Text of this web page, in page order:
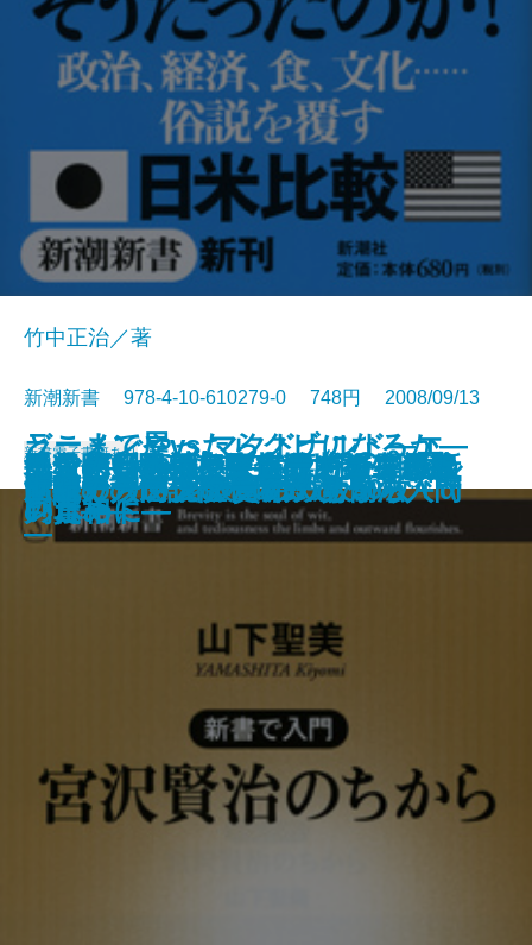
〈人使い〉の極意―乱世を生き抜
いた知将の至言―
人間の覚悟
テレビ番外地―東京12チャンネル
の奇跡―
先生と生徒の恋愛問題
民主党―野望と野合のメカニズム
―
迷惑メールは誰が出す？
源氏物語ものがたり
だから混浴はやめられない
手ごわい頭脳―アメリカン弁護士
の思考法―
ラーメン屋vs.マクドナルド―エ
コノミストが読み解く日米の深層
―
竹中正治／著
新潮新書 978-4-10-610279-0 748円 2008/09/13
新書電子書籍あり
新書で入門 宮沢賢治のちから
文豪たちの大陸横断鉄道
「名医」のウソ―病院で損をしな
いために―
気骨の判決―東條英機と闘った裁
判官―
ニッポンの評判―世界17カ国最新
レポート―
どこまでやったらクビになるか―
サラリーマンのための労働法入門
―
新書で入門 ジャズの鉄板50枚＋α
昭和史の逆説
世紀のラブレター
地獄の日本兵―ニューギニア戦線
の真相―